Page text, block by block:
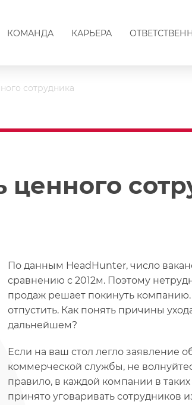
КОМАНДА КАРЬЕРА
сотрудника
ценного
По данным HeadHunter, число
сравнению с 2012м. Поэтому
продаж решает покинуть
отпустить. Как понять причины
дальнейшем?
Если на ваш стол легло заявление
коммерческой службы, не
правило, в каждой компании в
принято уговаривать